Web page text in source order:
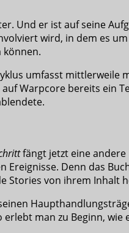
Und er ist auf seine
wird, in dem es
umfasst mittlerweile
Warpcore bereits ein
fängt jetzt eine andere
Ereignisse. Denn das
Stories von ihrem Inhalt
man zu Beginn,